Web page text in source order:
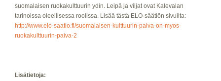
suomalaisen ruokakulttuurin ydin. Leipä ja viljat ovat Kalevalan
tarinoissa oleellisessa roolissa. Lisää tästä ELO-säätiön sivuilta:
http://www.elo-saatio.fi/suomalaisen-kulttuurin-paiva-on-myos-
ruokakulttuurin-paiva-2
Lisätietoja: